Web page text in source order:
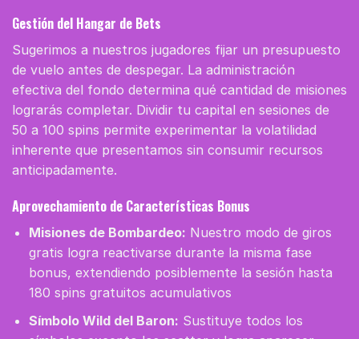
Gestión del Hangar de Bets
Sugerimos a nuestros jugadores fijar un presupuesto
de vuelo antes de despegar. La administración
efectiva del fondo determina qué cantidad de misiones
lograrás completar. Dividir tu capital en sesiones de
50 a 100 spins permite experimentar la volatilidad
inherente que presentamos sin consumir recursos
anticipadamente.
Aprovechamiento de Características Bonus
Misiones de Bombardeo: Nuestro modo de giros
gratis logra reactivarse durante la misma fase
bonus, extendiendo posiblemente la sesión hasta
180 spins gratuitos acumulativos
Símbolo Wild del Baron: Sustituye todos los